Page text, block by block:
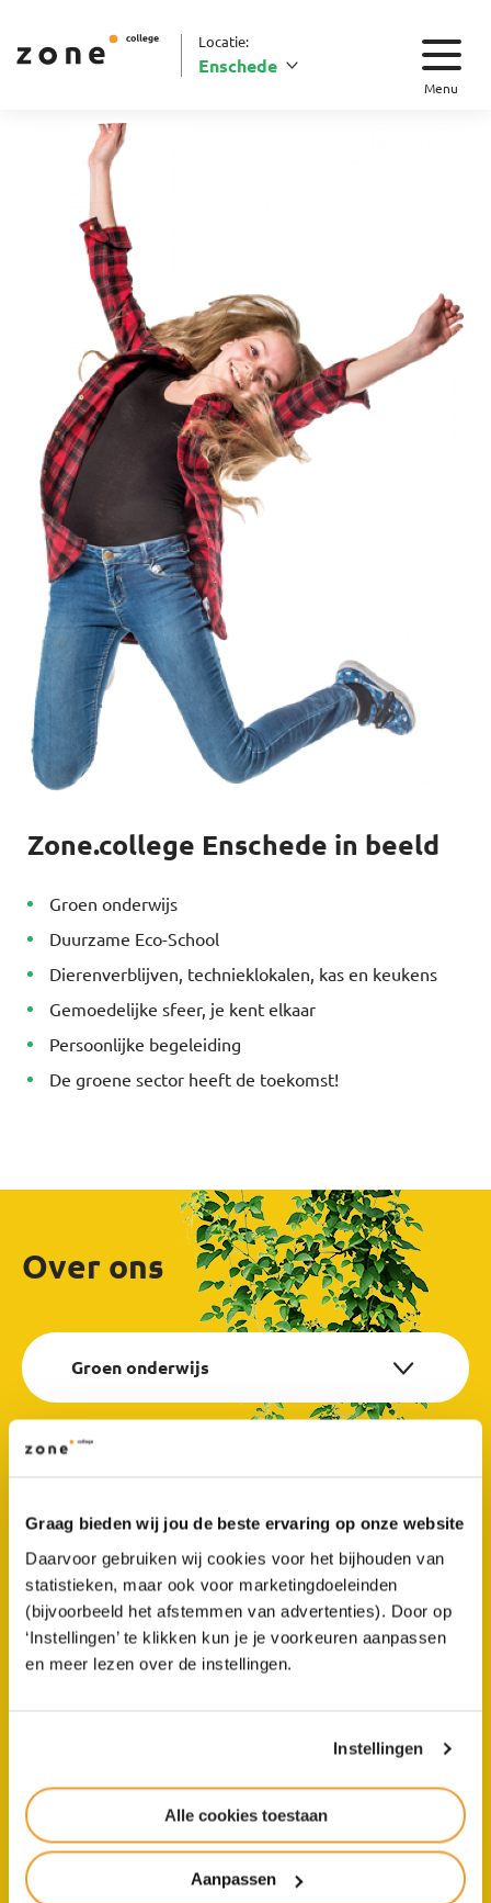
Graag bieden wij jou de beste ervaring op onze website
Daarvoor gebruiken wij cookies voor het bijhouden van
statistieken, maar ook voor marketingdoeleinden
(bijvoorbeeld het afstemmen van advertenties). Door op
‘Instellingen’ te klikken kun je je voorkeuren aanpassen
en meer lezen over de instellingen.
Instellingen
Alle cookies toestaan
Aanpassen
Locatie:
Enschede
Menu
Zone.college Enschede in beeld
Groen onderwijs
Duurzame Eco-School
Dierenverblijven, technieklokalen, kas en keukens
Gemoedelijke sfeer, je kent elkaar
Persoonlijke begeleiding
De groene sector heeft de toekomst!
Over ons
Groen onderwijs
Persoonlijke begeleiding centraal
Ouderbetrokkenheid
Veel te doen